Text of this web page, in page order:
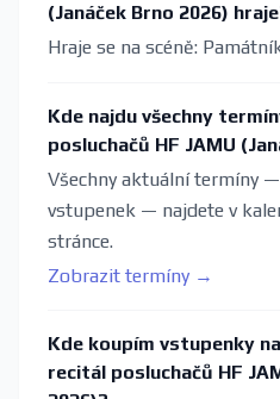
(Janáček Brno 2026)
Hraje se na scéně:
Kde najdu všechny
posluchačů HF JAMU
Všechny aktuální termíny
vstupenek — najdete v
stránce.
Zobrazit termíny →
Kde koupím vstupenky
recitál posluchačů HF